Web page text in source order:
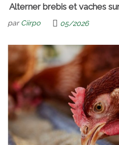
Alterner brebis et vaches
parCiirpo 05/2026